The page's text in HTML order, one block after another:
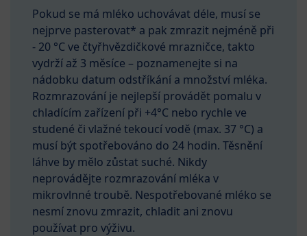
Pokud se má mléko uchovávat déle, musí se
nejprve pasterovat* a pak zmrazit nejméně při
- 20 °C ve čtyřhvězdičkové mrazničce, takto
vydrží až 3 měsíce – poznamenejte si na
nádobku datum odstříkání a množství mléka.
Rozmrazování je nejlepší provádět pomalu v
chladícím zařízení při +4°C nebo rychle ve
studené či vlažné tekoucí vodě (max. 37 °C) a
musí být spotřebováno do 24 hodin. Těsnění
láhve by mělo zůstat suché. Nikdy
neprovádějte rozmrazování mléka v
mikrovlnné troubě. Nespotřebované mléko se
nesmí znovu zmrazit, chladit ani znovu
používat pro výživu.